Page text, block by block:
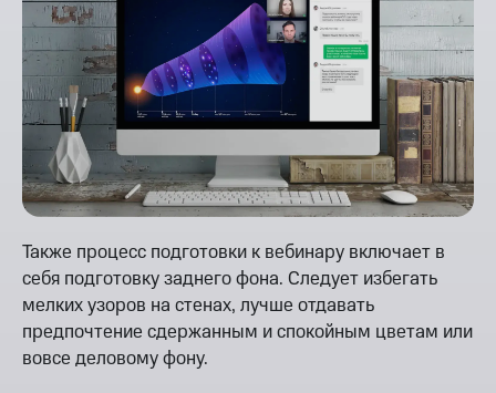
Также процесс подготовки к вебинару включает в
себя подготовку заднего фона. Следует избегать
мелких узоров на стенах, лучше отдавать
предпочтение сдержанным и спокойным цветам или
вовсе деловому фону.